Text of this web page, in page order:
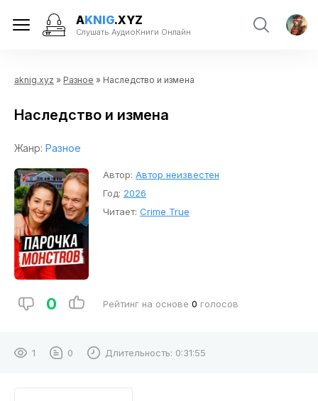
AKNIG.XYZ
Слушать АудиоКниги Онлайн
aknig.xyz » Разное » Наследство и измена
Наследство и измена
Жанр: Разное
Автор: Автор неизвестен
Год: 2026
Читает: Crime True
0 Рейтинг на основе 0 голосов
1 0 Длительность: 0:31:55